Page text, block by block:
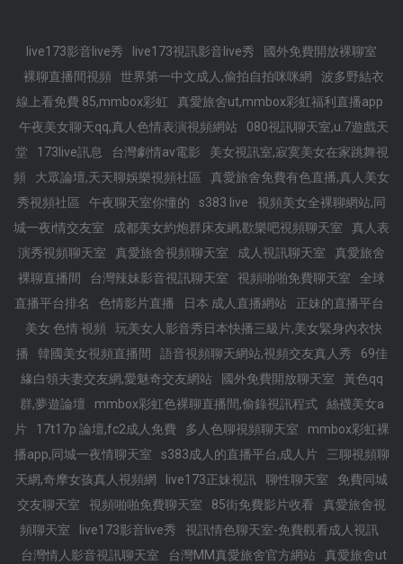
live173影音live秀 live173視訊影音live秀
國外免費開放裸聊室
裸聊直播間視頻
世界第一中文成人,偷拍自拍咪咪網
波多野結衣
線上看免費 85,mmbox彩虹
真愛旅舍ut,mmbox彩虹福利直播app
午夜美女聊天qq,真人色情表演視頻網站
080視訊聊天室,u.7遊戲天
堂
173live訊息 台灣劇情av電影
美女視訊室,寂寞美女在家跳舞視
頻
大眾論壇,天天聊娛樂視頻社區
真愛旅舍免費有色直播,真人美女
秀視頻社區
午夜聊天室你懂的 s383 live
視頻美女全裸聊網站,同
城一夜i情交友室
成都美女約炮群床友網,歡樂吧視頻聊天室
真人表
演秀視頻聊天室
真愛旅舍視頻聊天室 成人視訊聊天室
真愛旅舍
裸聊直播間
台灣辣妹影音視訊聊天室 視頻啪啪免費聊天室
全球
直播平台排名
色情影片直播 日本 成人直播網站
正妹的直播平台
美女 色情 視頻
玩美女人影音秀日本快播三級片,美女緊身內衣快
播
韓國美女視頻直播間 語音視頻聊天網站,視頻交友真人秀
69佳
緣白領夫妻交友網,愛魅奇交友網站
國外免費開放聊天室
黃色qq
群,夢遊論壇
mmbox彩虹色裸聊直播間,偷錄視訊程式
絲襪美女a
片
17t17p 論壇,fc2成人免費 多人色聊視頻聊天室
mmbox彩虹裸
播app,同城一夜情聊天室
s383成人的直播平台,成人片
三聊視頻聊
天網,奇摩女孩真人視頻網
live173正妹視訊 聊性聊天室
免費同城
交友聊天室
視頻啪啪免費聊天室 85街免費影片收看
真愛旅舍視
頻聊天室
live173影音live秀
視訊情色聊天室-免費觀看成人視訊
台灣情人影音視訊聊天室
台灣MM真愛旅舍官方網站 真愛旅舍ut